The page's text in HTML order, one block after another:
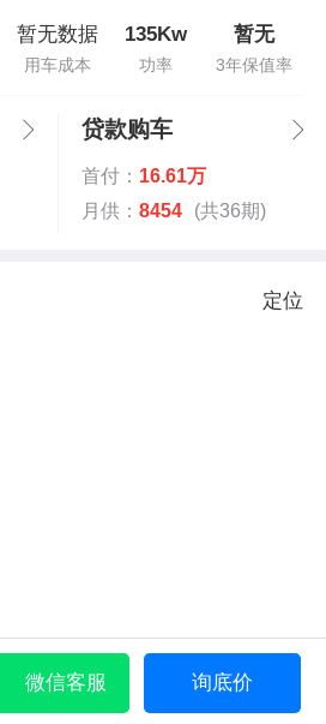
暂无数据
用车成本
135Kw
功率
暂无
3年保值率
贷款购车
首付： 16.61万
月供： 8454 (共36期)
定位
微信客服 询底价